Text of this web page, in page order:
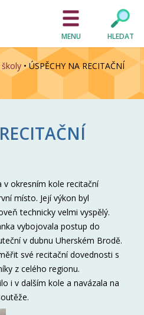
MENU HLEDAT
•ÚSPĚCHY NA RECITAČNÍ
v okresním kole recitační
místo. Její výkon byl
technicky velmi vyspělý.
vybojovala postup do
v dubnu Uherském Brodě.
své recitační dovednosti s
z celého regionu.
i v dalším kole a navázala na